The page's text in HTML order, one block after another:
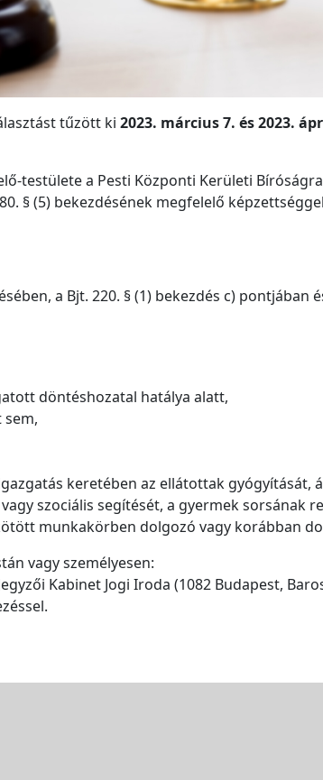
tűzött ki 2023. március 7. és 2023.
testülete a Pesti Központi Kerületi
§ (5) bekezdésének megfelelő
a Bjt. 220. § (1) bekezdés c) pontjában
döntéshozatal hatálya alatt,
keretében az ellátottak gyógyítását,
szociális segítését, a gyermek sorsának
munkakörben dolgozó vagy korábban
vagy személyesen:
Kabinet Jogi Iroda (1082 Budapest,